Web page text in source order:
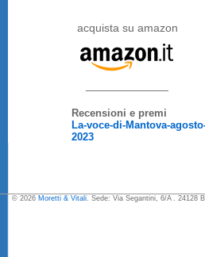
acquista su amazon
Recensioni e premi
La-voce-di-Mantova-
2023
© 2026 Moretti & Vitali. Sede: Via Segantini, 6/A . 24128